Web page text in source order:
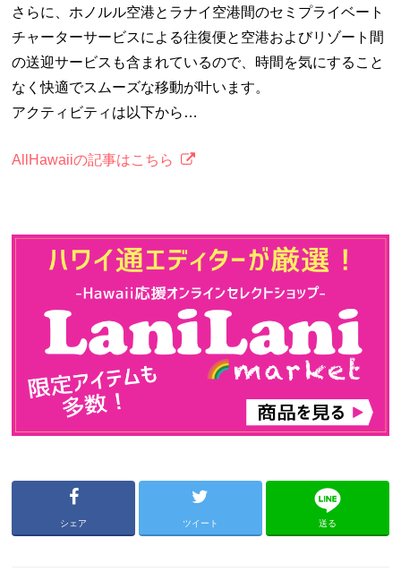
さらに、ホノルル空港とラナイ空港間のセミプライベート
チャーターサービスによる往復便と空港およびリゾート間
の送迎サービスも含まれているので、時間を気にすること
なく快適でスムーズな移動が叶います。
アクティビティは以下から…
AllHawaiiの記事はこちら
シェア ツイート 送る